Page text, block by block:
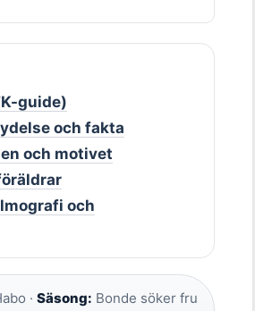
guide)
och fakta
och motivet
och
· Säsong: Bonde söker fru